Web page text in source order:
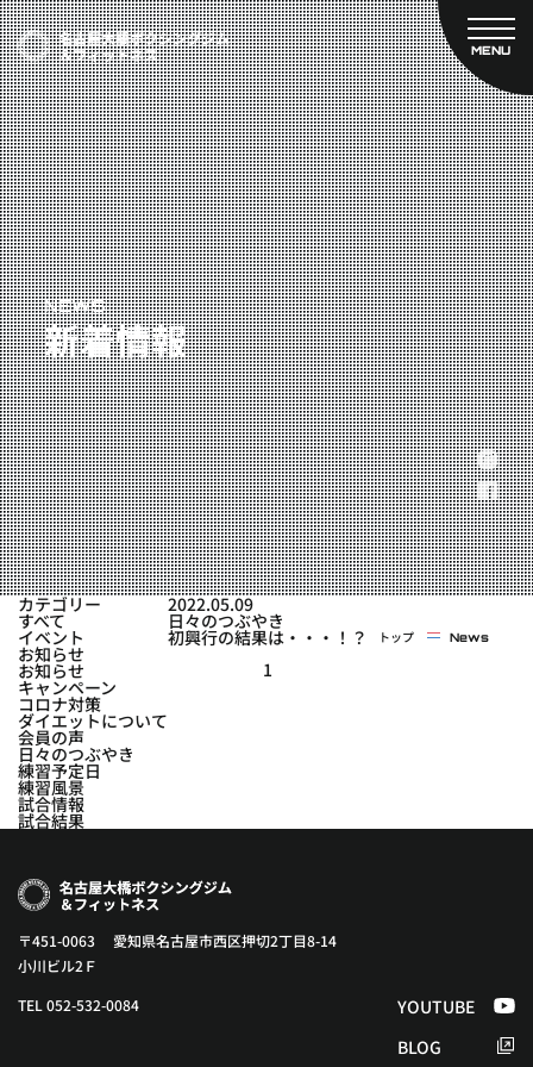
MENU
CLOSE
TOP
新着情報
ご予約
プライベートコース予約
レンタルスタジオ予約
名古屋大橋ボクシングジムについて
大橋弘政プロフィール
スタッフ紹介
料金案内
設備紹介
アクセス
営業時間
トレーナー募集
スポンサー募集
大会チケット購入
キャンペーン
実戦コース
料金システム
選手紹介
よくある質問
フィットネスコース
料金システム
ビフォーアフター
YOUTUBE BLOG
NEWS
新着情報
トップ News
カテゴリー
すべて
イベント
お知らせ
お知らせ
キャンペーン
コロナ対策
ダイエットについて
会員の声
日々のつぶやき
練習予定日
練習風景
試合情報
試合結果
2022.05.09
日々のつぶやき
初興行の結果は・・・！？
1
〒451-0063 愛知県名古屋市西区押切2丁目8-14
小川ビル2Ｆ
TEL 052-532-0084
YOUTUBE
BLOG